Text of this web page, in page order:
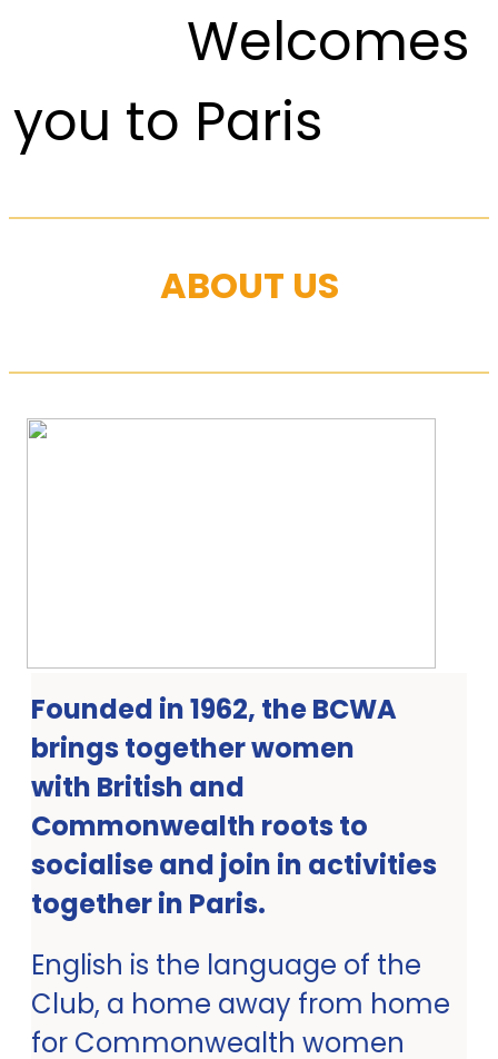
Welcomes
you to Paris
ABOUT US
Founded in 1962, the BCWA
brings together women
with British and
Commonwealth roots to
socialise and join in activities
together in Paris.
English is the language of the
Club, a home away from home
for Commonwealth women